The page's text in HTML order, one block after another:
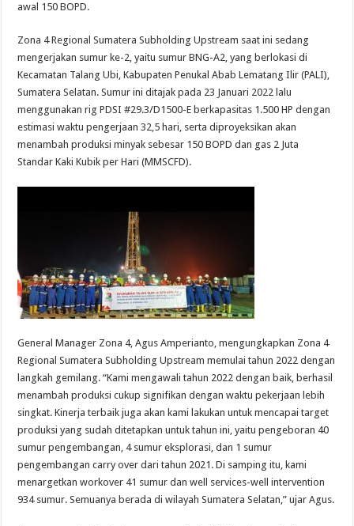
awal 150 BOPD.
Zona 4 Regional Sumatera Subholding Upstream saat ini sedang
mengerjakan sumur ke-2, yaitu sumur BNG-A2, yang berlokasi di
Kecamatan Talang Ubi, Kabupaten Penukal Abab Lematang Ilir (PALI),
Sumatera Selatan. Sumur ini ditajak pada 23 Januari 2022 lalu
menggunakan rig PDSI #29.3/D1500-E berkapasitas 1.500 HP dengan
estimasi waktu pengerjaan 32,5 hari, serta diproyeksikan akan
menambah produksi minyak sebesar 150 BOPD dan gas 2 Juta
Standar Kaki Kubik per Hari (MMSCFD).
General Manager Zona 4, Agus Amperianto, mengungkapkan Zona 4
Regional Sumatera Subholding Upstream memulai tahun 2022 dengan
langkah gemilang. “Kami mengawali tahun 2022 dengan baik, berhasil
menambah produksi cukup signifikan dengan waktu pekerjaan lebih
singkat. Kinerja terbaik juga akan kami lakukan untuk mencapai target
produksi yang sudah ditetapkan untuk tahun ini, yaitu pengeboran 40
sumur pengembangan, 4 sumur eksplorasi, dan 1 sumur
pengembangan carry over dari tahun 2021. Di samping itu, kami
menargetkan workover 41 sumur dan well services-well intervention
934 sumur. Semuanya berada di wilayah Sumatera Selatan,” ujar Agus.